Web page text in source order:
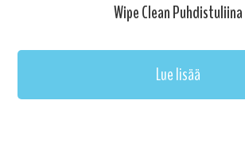
Wipe Clean Puhdistuliina
Lue lisää